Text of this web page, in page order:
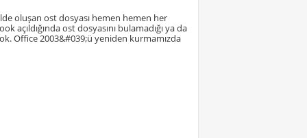
oluşan ost dosyası hemen hemen her
ost dosyasını bulamadığı ya da
Office 2003&#039;ü yeniden kurmamızda